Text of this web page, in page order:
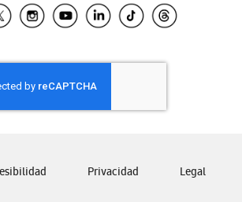
Samsung El Salvador
Samsung Honduras
Samsung Nicaragua
Samsung Panamá
Samsung Venezuela
Privacidad Legal